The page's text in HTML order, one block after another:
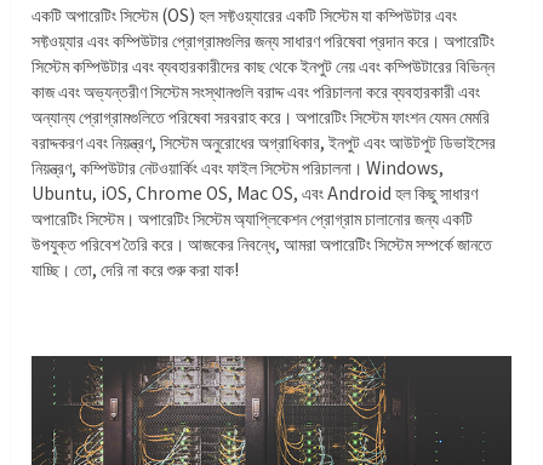
একটি অপারেটিং সিস্টেম (OS) হল সফ্টওয়্যারের একটি সিস্টেম যা কম্পিউটার এবং
সফ্টওয়্যার এবং কম্পিউটার প্রোগ্রামগুলির জন্য সাধারণ পরিষেবা প্রদান করে। অপারেটিং
সিস্টেম কম্পিউটার এবং ব্যবহারকারীদের কাছ থেকে ইনপুট নেয় এবং কম্পিউটারের বিভিন্ন
কাজ এবং অভ্যন্তরীণ সিস্টেম সংস্থানগুলি বরাদ্দ এবং পরিচালনা করে ব্যবহারকারী এবং
অন্যান্য প্রোগ্রামগুলিতে পরিষেবা সরবরাহ করে। অপারেটিং সিস্টেম ফাংশন যেমন মেমরি
বরাদ্দকরণ এবং নিয়ন্ত্রণ, সিস্টেম অনুরোধের অগ্রাধিকার, ইনপুট এবং আউটপুট ডিভাইসের
নিয়ন্ত্রণ, কম্পিউটার নেটওয়ার্কিং এবং ফাইল সিস্টেম পরিচালনা। Windows,
Ubuntu, iOS, Chrome OS, Mac OS, এবং Android হল কিছু সাধারণ
অপারেটিং সিস্টেম। অপারেটিং সিস্টেম অ্যাপ্লিকেশন প্রোগ্রাম চালানোর জন্য একটি
উপযুক্ত পরিবেশ তৈরি করে। আজকের নিবন্ধে, আমরা অপারেটিং সিস্টেম সম্পর্কে জানতে
যাচ্ছি। তো, দেরি না করে শুরু করা যাক!